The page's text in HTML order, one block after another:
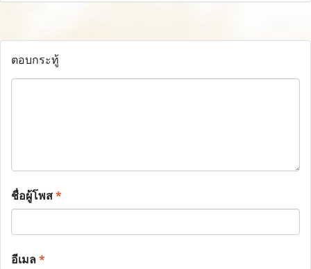
ตอบกระทู้
ชื่อผู้โพส*
อีเมล*